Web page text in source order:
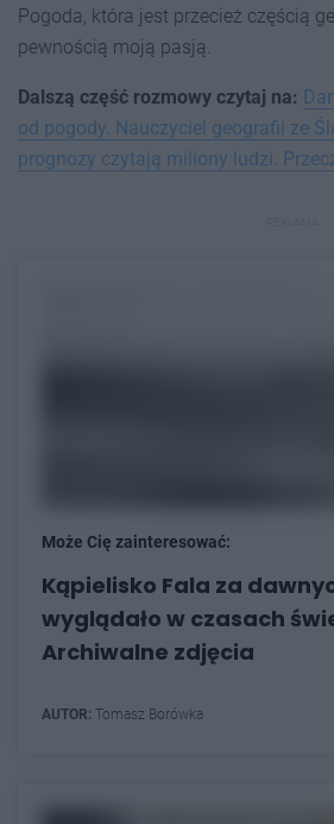
Pogoda, która jest przecież częścią
pewnością moją pasją.
Dalszą część rozmowy czytaj na:
od pogody. Nauczyciel geografii ze
prognozy czytają miliony ludzi.
Może Cię zainteresować:
Kąpielisko Fala za
wyglądało w czasach
Archiwalne zdjęcia
AUTOR: Tomasz Borówka